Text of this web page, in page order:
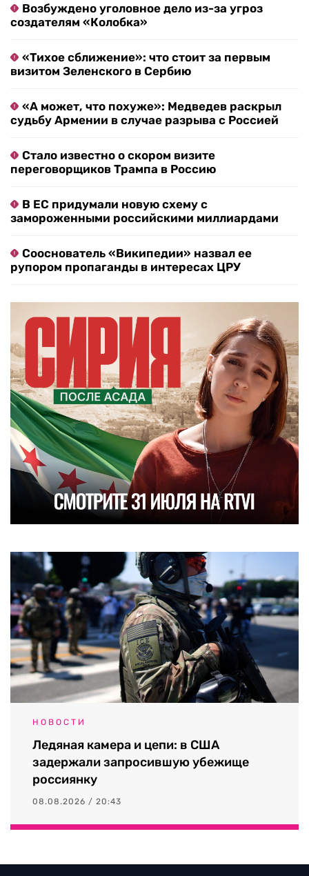
Возбуждено уголовное дело из-за угроз
создателям «Колобка»
«Тихое сближение»: что стоит за первым
визитом Зеленского в Сербию
«А может, что похуже»: Медведев раскрыл
судьбу Армении в случае разрыва с Россией
Стало известно о скором визите
переговорщиков Трампа в Россию
В ЕС придумали новую схему с
замороженными российскими миллиардами
Сооснователь «Википедии» назвал ее
рупором пропаганды в интересах ЦРУ
НОВОСТИ
Ледяная камера и цепи: в США
задержали запросившую убежище
россиянку
08.08.2026 / 20:43